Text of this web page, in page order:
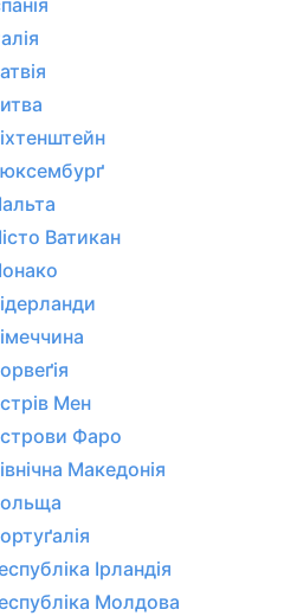
Ватикан
Мен
Фаро
Македонія
Ірландія
Молдова